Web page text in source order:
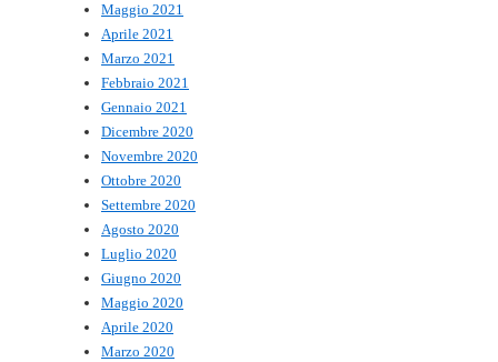
Maggio 2021
Aprile 2021
Marzo 2021
Febbraio 2021
Gennaio 2021
Dicembre 2020
Novembre 2020
Ottobre 2020
Settembre 2020
Agosto 2020
Luglio 2020
Giugno 2020
Maggio 2020
Aprile 2020
Marzo 2020